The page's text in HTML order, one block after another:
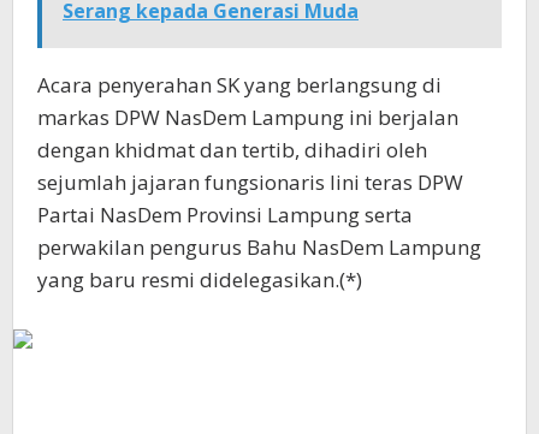
Serang kepada Generasi Muda
​Acara penyerahan SK yang berlangsung di
markas DPW NasDem Lampung ini berjalan
dengan khidmat dan tertib, dihadiri oleh
sejumlah jajaran fungsionaris lini teras DPW
Partai NasDem Provinsi Lampung serta
perwakilan pengurus Bahu NasDem Lampung
yang baru resmi didelegasikan.(*)